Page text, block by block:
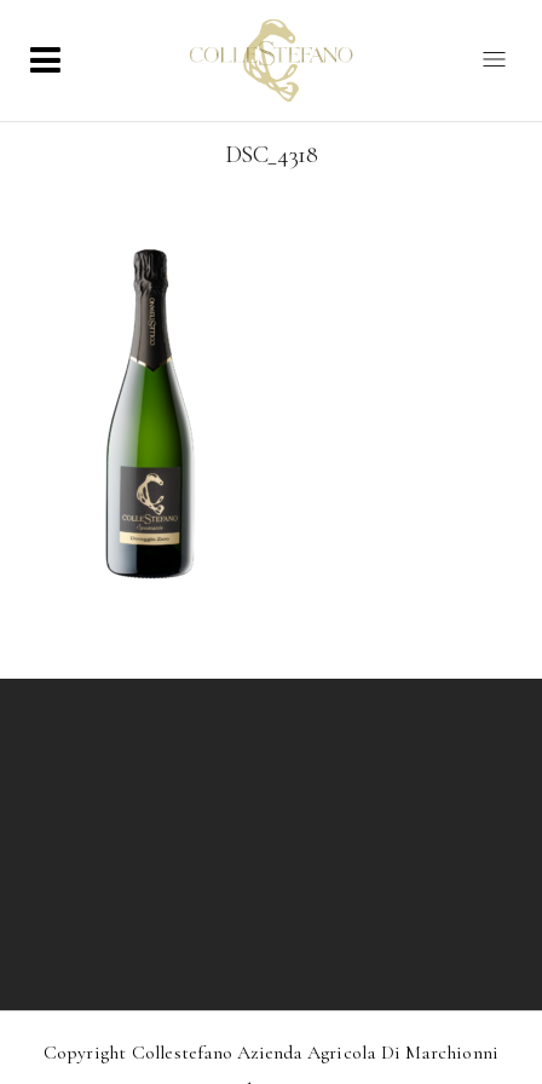
DSC_4318
Copyright Collestefano Azienda Agricola Di Marchionni